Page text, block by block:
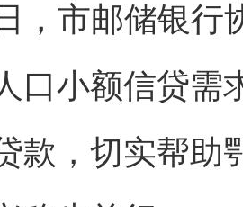
，市邮储银行
口小额信贷需
款，切实帮助